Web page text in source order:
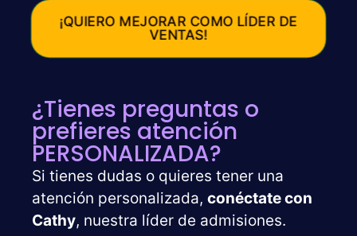
¡QUIERO MEJORAR COMO LÍDER DE
VENTAS!
¿Tienes preguntas o
prefieres atención
PERSONALIZADA?
Si tienes dudas o quieres tener una
atención personalizada, conéctate con
Cathy, nuestra líder de admisiones.